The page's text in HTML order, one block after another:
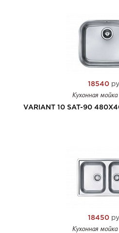
18540
Кухонная мойка
VARIANT 10 SAT-90
18450
Кухонная мойка